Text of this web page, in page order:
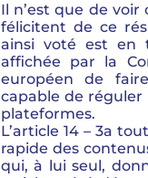
Il n’est que de
félicitent de ce
ainsi voté est en
affichée par la
européen de
capable de réguler
plateformes.
L’article 14 – 3a
rapide des
qui, à lui seul,